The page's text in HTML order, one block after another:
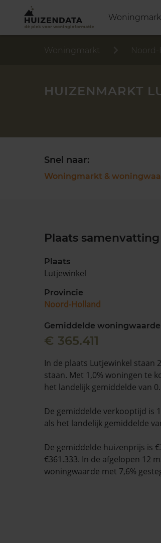
Woningmarkt Noord-
HUIZENMARKT
Snel naar:
Woningmarkt &
Plaats samenvatting
Plaats
Lutjewinkel
Provincie
Noord-Holland
Gemiddelde woningwaarde
€ 365.411
In de plaats Lutjewinkel staan
staan. Met 1,0% woningen te
het landelijk gemiddelde van
De gemiddelde verkooptijd is
als het landelijk gemiddelde
De gemiddelde huizenprijs is
€361.333. In de afgelopen 12
woningwaarde met 7,6%